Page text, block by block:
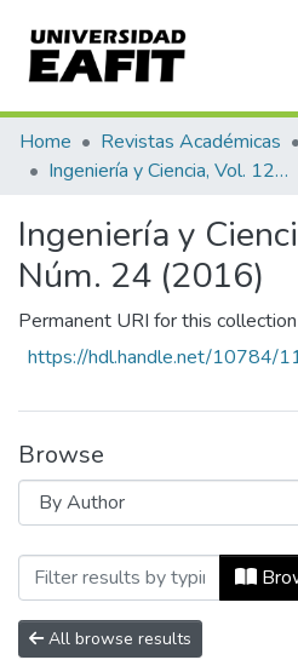
Communities & Collections
All of DSpace
Home Revistas Académicas
Ingeniería y Ciencia, Vol. 12, Núm. 24 (2016)
Ingeniería y
Núm. 24 (2016)
Permanent URI for this collection
https://hdl.handle.net/10784/
Browse
Browsing Ingeniería
All browse results